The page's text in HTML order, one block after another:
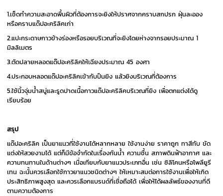
1.เช็ดทำความสะอาดพื้นผิวที่ต้องการจะยิงให้ปราศจากคราบสกปรก ฝุ่นละออง
หรือคราบแด๊ปอะคริลิคเก่า
2.แปะกระดาษกาวข้างร่องหรือรอยบริเวณที่จะยิงโดยห่างจากรอยประมาณ 1
มิลลิเมตร
3.ตัดปลายหลอดแด๊ปอะคริลิคให้เฉียงประมาณ 45 องศา
4.ประกอบหลอดแด๊ปอะคริลิคเข้ากับปืนยิง แล้วยิงบริเวณที่ต้องการ
5.ใช้นิ้วจุ่มน้ำสบู่และรูดปาดเนื้อกาวแด๊ปอะคริลิคบริเวณที่ยิง เพื่อตกแต่งได้ดู
เรียบร้อย
สรุป
แด๊ปอะคริลิค เป็นยาแนวที่ใช้งานได้หลากหลาย ใช้งานง่าย ราคาถูก ทาสีทับ ขัด
แต่งให้สวยงามได้ แต่ก็มีข้อจำกัดในเรื่องกันน้ำ ความชื้น สภาพดินฟ้าอากาศ และ
ความทนทานในด้านต่างๆ เมื่อเทียบกับยาแนวประเภทอื่น เช่น ซิลิโคนหรือโพลียูรี
เทน ฉะนั้นควรเลือกใช้กาวยาแนวชนิดต่างๆ ให้เหมาะสมต่อการใช้งานเพื่อให้เกิด
ประสิทธิภาพสูงสุด และควรเลือกแบรนด์ที่เชื่อถือได้ เพื่อให้ได้ผลลัพธ์ของงานที่ดี
ตามความต้องการ